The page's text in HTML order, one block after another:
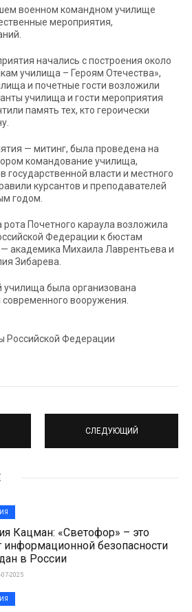
военном командном училище
мероприятия,
начались с построения около
училища – Героям Отечества»,
и почетные гости возложили
училища и гости мероприятия
память тех, кто героически
— митинг, была проведена на
командование училища,
государственной власти и местного
курсантов и преподавателей
годом.
Почетного караула возложила
Федерации к бюстам
академика Михаила Лаврентьева и
Зибарева.
училища была организована
вооружения.
Российской Федерации
СЛЕДУЮЩИЙ
Кацман: «Светофор» – это
информационной безопасности
в России
07-2025